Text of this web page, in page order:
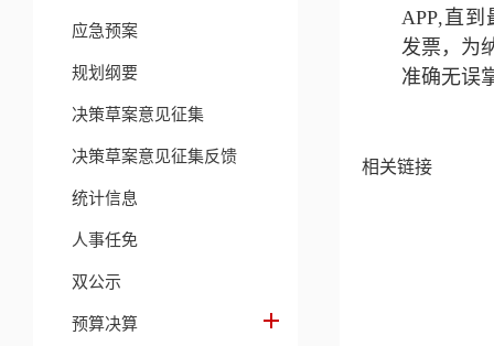
应急预案
规划纲要
决策草案意见征集
决策草案意见征集反馈
统计信息
人事任免
双公示
预算决算
APP,直到
发票，为
准确无误
相关链接